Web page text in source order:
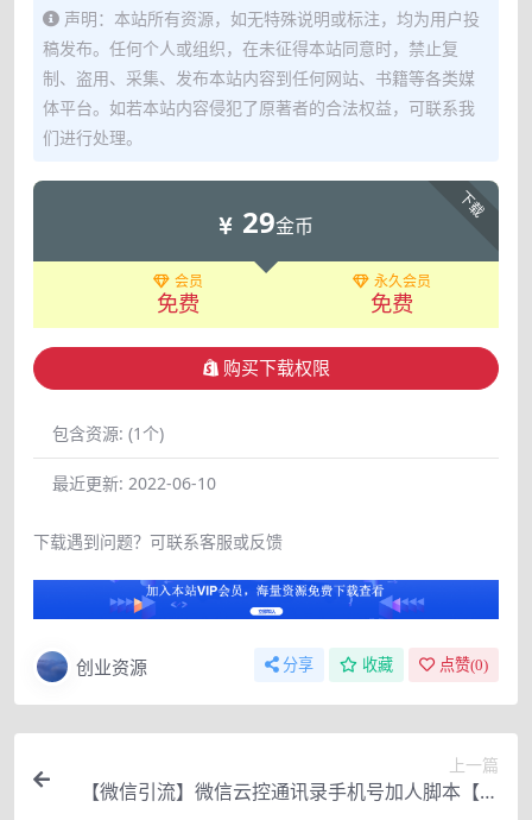
声明：本站所有资源，如无特殊说明或标注，均为用户投
稿发布。任何个人或组织，在未征得本站同意时，禁止复
制、盗用、采集、发布本站内容到任何网站、书籍等各类媒
体平台。如若本站内容侵犯了原著者的合法权益，可联系我
们进行处理。
下载
29金币
会员
免费
永久会员
免费
购买下载权限
包含资源: (1个)
最近更新: 2022-06-10
下载遇到问题？可联系客服或反馈
创业资源 分享 收藏 点赞(0)
上一篇
【微信引流】微信云控通讯录手机号加人脚本【永